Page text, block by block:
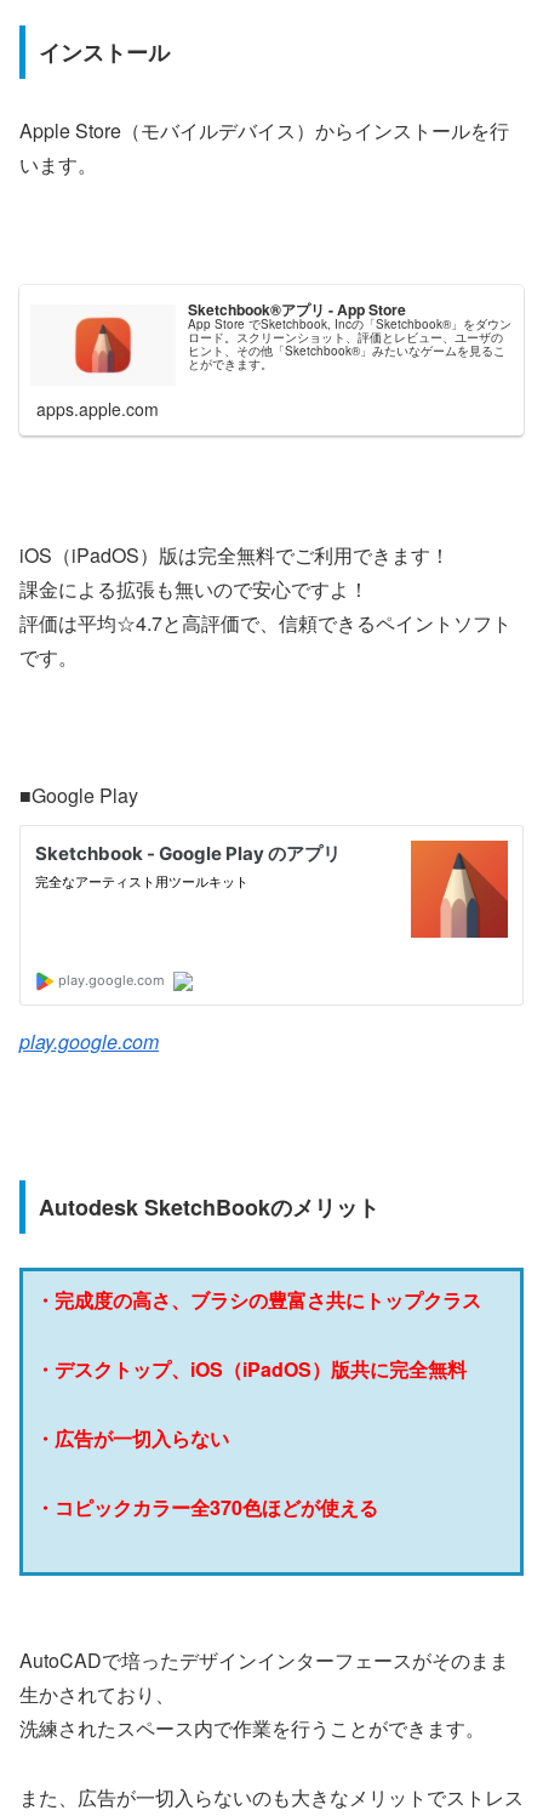
インストール
Apple Store（モバイルデバイス）からインストールを行
います。
Sketchbook®アプリ - App Store
App Store でSketchbook, Incの「Sketchbook®」をダウン
ロード。スクリーンショット、評価とレビュー、ユーザの
ヒント、その他「Sketchbook®」みたいなゲームを見るこ
とができます。
apps.apple.com
iOS（iPadOS）版は完全無料でご利用できます！
課金による拡張も無いので安心ですよ！
評価は平均☆4.7と高評価で、信頼できるペイントソフト
です。
■Google Play
play.google.com
Autodesk SketchBookのメリット
・完成度の高さ、ブラシの豊富さ共にトップクラス
・デスクトップ、iOS（iPadOS）版共に完全無料
・広告が一切入らない
・コピックカラー全370色ほどが使える
AutoCADで培ったデザインインターフェースがそのまま
生かされており、
洗練されたスペース内で作業を行うことができます。
また、広告が一切入らないのも大きなメリットでストレス